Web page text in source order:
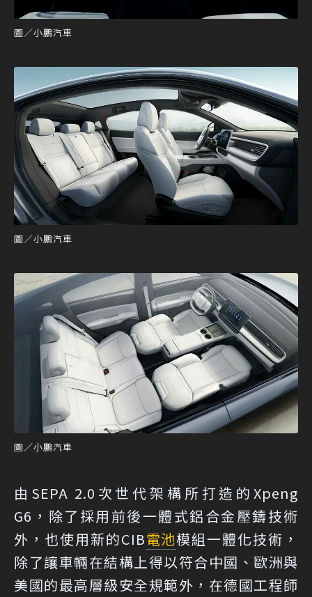
圖／小鵬汽車
圖／小鵬汽車
圖／小鵬汽車
由SEPA 2.0次世代架構所打造的Xpeng
G6，除了採用前後一體式鋁合金壓鑄技術
外，也使用新的CIB電池模組一體化技術，
除了讓車輛在結構上得以符合中國、歐洲與
美國的最高層級安全規範外，在德國工程師